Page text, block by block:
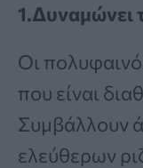
1.Δυναμώνει
Οι
που είναι
Συμβάλλουν
ελεύθερων